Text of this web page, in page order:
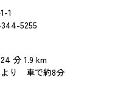
1
5255
分 1.9 km
より 車で約8分